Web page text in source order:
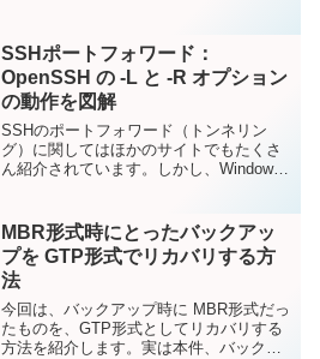
題をしらべた際に、ネットワーク上の ...
SSHポートフォワード：
OpenSSH の -L と -R オプション
の動作を図解
SSHのポートフォワード（トンネリン
グ）に関してはほかのサイトでもたくさ
ん紹介されています。しかし、Windows
り、OpenSSH 等のコマンド...
MBR形式時にとったバックアッ
プを GTP形式でリカバリする方
法
今回は、バックアップ時に MBR形式だっ
たものを、GTP形式としてリカバリする
方法を紹介します。実は本件、バックア